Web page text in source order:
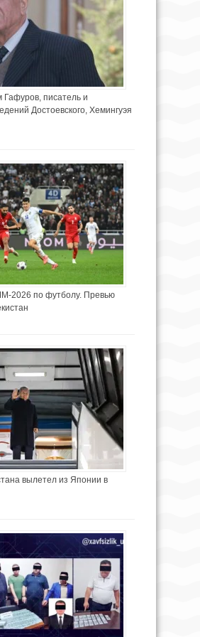
Гафуров, писатель и
Достоевского, Хемингуэя
2026 по футболу. Превью
вылетел из Японии в